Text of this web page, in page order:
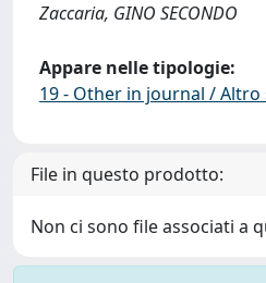
Zaccaria, GINO SECONDO
Appare nelle tipologie:
19 - Other in journal / Altro
File in questo prodotto:
Non ci sono file associati a